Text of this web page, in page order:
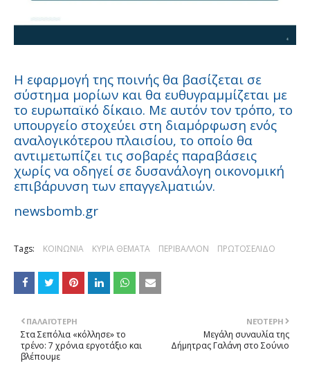
Η εφαρμογή της ποινής θα βασίζεται σε
σύστημα μορίων και θα ευθυγραμμίζεται με
το ευρωπαϊκό δίκαιο. Με αυτόν τον τρόπο, το
υπουργείο στοχεύει στη διαμόρφωση ενός
αναλογικότερου πλαισίου, το οποίο θα
αντιμετωπίζει τις σοβαρές παραβάσεις
χωρίς να οδηγεί σε δυσανάλογη οικονομική
επιβάρυνση των επαγγελματιών.
newsbomb.gr
Tags: ΚΟΙΝΩΝΙΑ ΚΥΡΙΑ ΘΕΜΑΤΑ ΠΕΡΙΒΑΛΛΟΝ ΠΡΩΤΟΣΕΛΙΔΟ
ΝΕΌΤΕΡΗ
Mεγάλη συναυλία της
Δήμητρας Γαλάνη στο Σούνιο
ΠΑΛΑΙΌΤΕΡΗ
Στα Σεπόλια «κόλλησε» το
τρένο: 7 χρόνια εργοτάξιο και
βλέπουμε